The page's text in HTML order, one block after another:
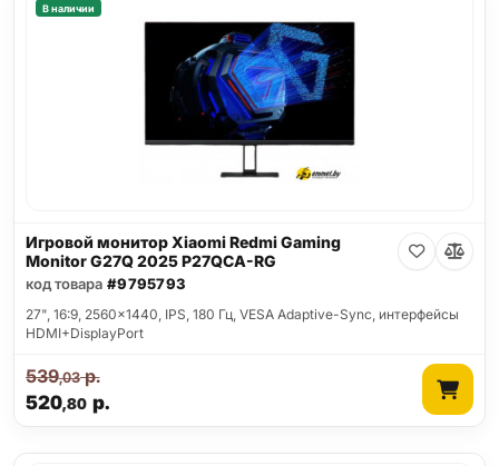
В наличии
Игровой монитор Xiaomi Redmi Gaming
Monitor G27Q 2025 P27QCA-RG
код товара #9795793
27", 16:9, 2560x1440, IPS, 180 Гц, VESA Adaptive-Sync, интерфейсы
HDMI+DisplayPort
520,80р.
539,03р.